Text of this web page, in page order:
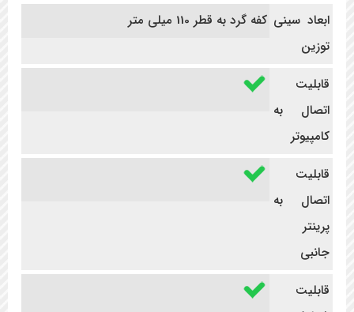
ابعاد سینی
توزین
کفه گرد به قطر 110 میلی متر
قابلیت
اتصال به
کامپیوتر
قابلیت
اتصال به
پرینتر
جانبی
قابلیت